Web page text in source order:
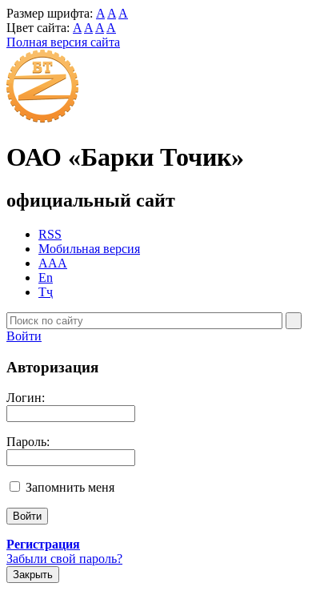
Размер шрифта: A A A
Цвет сайта: A A A A
Полная версия сайта
ОАО «Барки Точик»
официальный сайт
RSS
Мобильная версия
AAA
En
Тҷ
Войти
Авторизация
Логин:
Пароль:
Запомнить меня
Регистрация
Забыли свой пароль?
Закрыть